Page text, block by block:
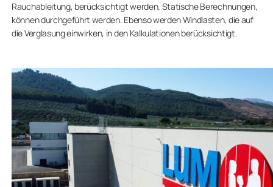
Rauchableitung, berücksichtigt werden. Statische Berechnungen,
können durchgeführt werden. Ebenso werden Windlasten, die auf
die Verglasung einwirken, in den Kalkulationen berücksichtigt.